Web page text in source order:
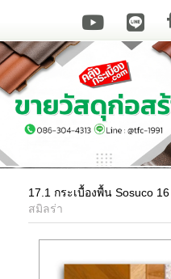
17.1 กระเบื้องพื้น Sosuco 16
สมิลร่า